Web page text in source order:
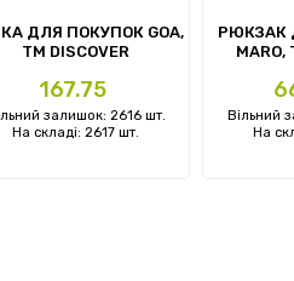
ДЛЯ ПОКУПОК GOA,
TM DISCOVER
Ціна
167.75
залишок: 2616 шт.
На складі: 2617 шт.
РЮКЗАК
MARO,
Вільний
На